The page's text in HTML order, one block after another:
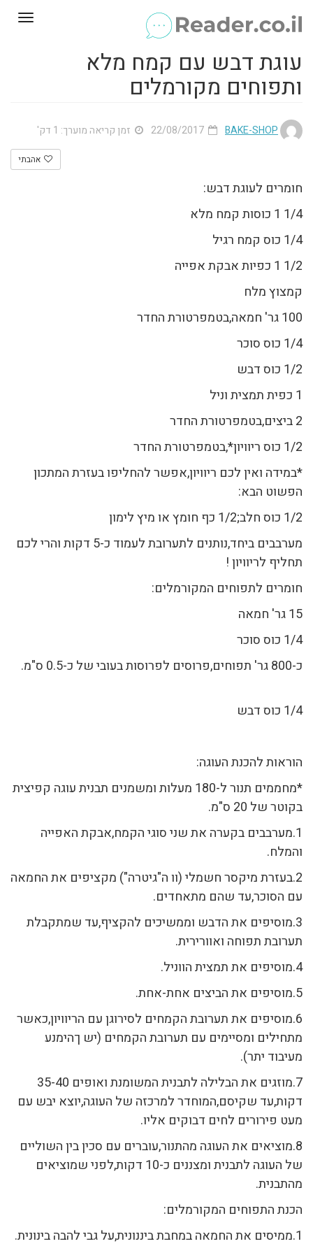
עוגת דבש עם קמח מלא
ותפוחים מקורמלים
BAKE-SHOP זמן קריאה מוערך: 1 דק'
אהבתי
חומרים לעוגת דבש:
1/4 1 כוסות קמח מלא
1/4 כוס קמח רגיל
1/2 1 כפיות אבקת אפייה
קמצוץ מלח
100 גר' חמאה,בטמפרטורת החדר
1/4 כוס סוכר
1/2 כוס דבש
1 כפית תמצית וניל
2 ביצים,בטמפרטורת החדר
1/2 כוס ריוויון*,בטמפרטורת החדר
*במידה ואין לכם ריוויון,אפשר להחליפו בעזרת המתכון
הפשוט הבא:
1/2 כוס חלב;1/2 כף חומץ או מיץ לימון
מערבבים ביחד,נותנים לתערובת לעמוד כ-5 דקות והרי לכם
תחליף לריוויון !
חומרים לתפוחים המקורמלים:
15 גר' חמאה
1/4 כוס סוכר
כ-800 גר' תפוחים,פרוסים לפרוסות בעובי של כ-0.5 ס"מ.
1/4 כוס דבש
הוראות להכנת העוגה:
*מחממים תנור ל-180 מעלות ומשמנים תבנית עוגה קפיצית
בקוטר של 20 ס"מ.
1.מערבבים בקערה את שני סוגי הקמח,אבקת האפייה
והמלח.
2.בעזרת מיקסר חשמלי (וו ה"גיטרה") מקציפים את החמאה
עם הסוכר,עד שהם מתאחדים.
3.מוסיפים את הדבש וממשיכים להקציף,עד שמתקבלת
תערובת תפוחה ואוורירית.
4.מוסיפים את תמצית הווניל.
5.מוסיפים את הביצים אחת-אחת.
6.מוסיפים את תערובת הקמחים לסירוגן עם הריוויון,כאשר
מתחילים ומסיימים עם תערובת הקמחים (יש ךהימנע
מעיבוד יתר).
7.מוזגים את הבלילה לתבנית המשומנת ואופים 35-40
דקות,עד שקיסם,המוחדר למרכזה של העוגה,יוצא יבש עם
מעט פירורים לחים דבוקים אליו.
8.מוציאים את העוגה מהתנור,עוברים עם סכין בין השוליים
של העוגה לתבנית ומצננים כ-10 דקות,לפני שמוציאים
מהתבנית.
הכנת התפוחים המקורמלים:
1.ממיסים את החמאה במחבת ביננונית,על גבי להבה בינונית.